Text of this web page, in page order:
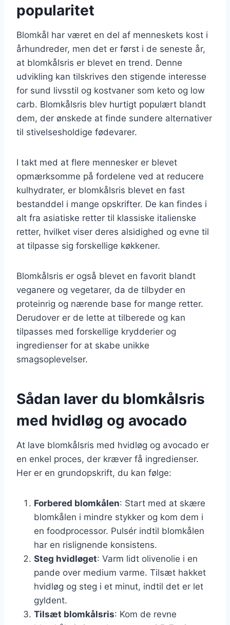
popularitet
Blomkål har været en del af menneskets kost i
århundreder, men det er først i de seneste år,
at blomkålsris er blevet en trend. Denne
udvikling kan tilskrives den stigende interesse
for sund livsstil og kostvaner som keto og low
carb. Blomkålsris blev hurtigt populært blandt
dem, der ønskede at finde sundere alternativer
til stivelsesholdige fødevarer.
I takt med at flere mennesker er blevet
opmærksomme på fordelene ved at reducere
kulhydrater, er blomkålsris blevet en fast
bestanddel i mange opskrifter. De kan findes i
alt fra asiatiske retter til klassiske italienske
retter, hvilket viser deres alsidighed og evne til
at tilpasse sig forskellige køkkener.
Blomkålsris er også blevet en favorit blandt
veganere og vegetarer, da de tilbyder en
proteinrig og nærende base for mange retter.
Derudover er de lette at tilberede og kan
tilpasses med forskellige krydderier og
ingredienser for at skabe unikke
smagsoplevelser.
Sådan laver du blomkålsris
med hvidløg og avocado
At lave blomkålsris med hvidløg og avocado er
en enkel proces, der kræver få ingredienser.
Her er en grundopskrift, du kan følge:
Forbered blomkålen: Start med at skære
blomkålen i mindre stykker og kom dem i
en foodprocessor. Pulsér indtil blomkålen
har en rislignende konsistens.
Steg hvidløget: Varm lidt olivenolie i en
pande over medium varme. Tilsæt hakket
hvidløg og steg i et minut, indtil det er let
gyldent.
Tilsæt blomkålsris: Kom de revne